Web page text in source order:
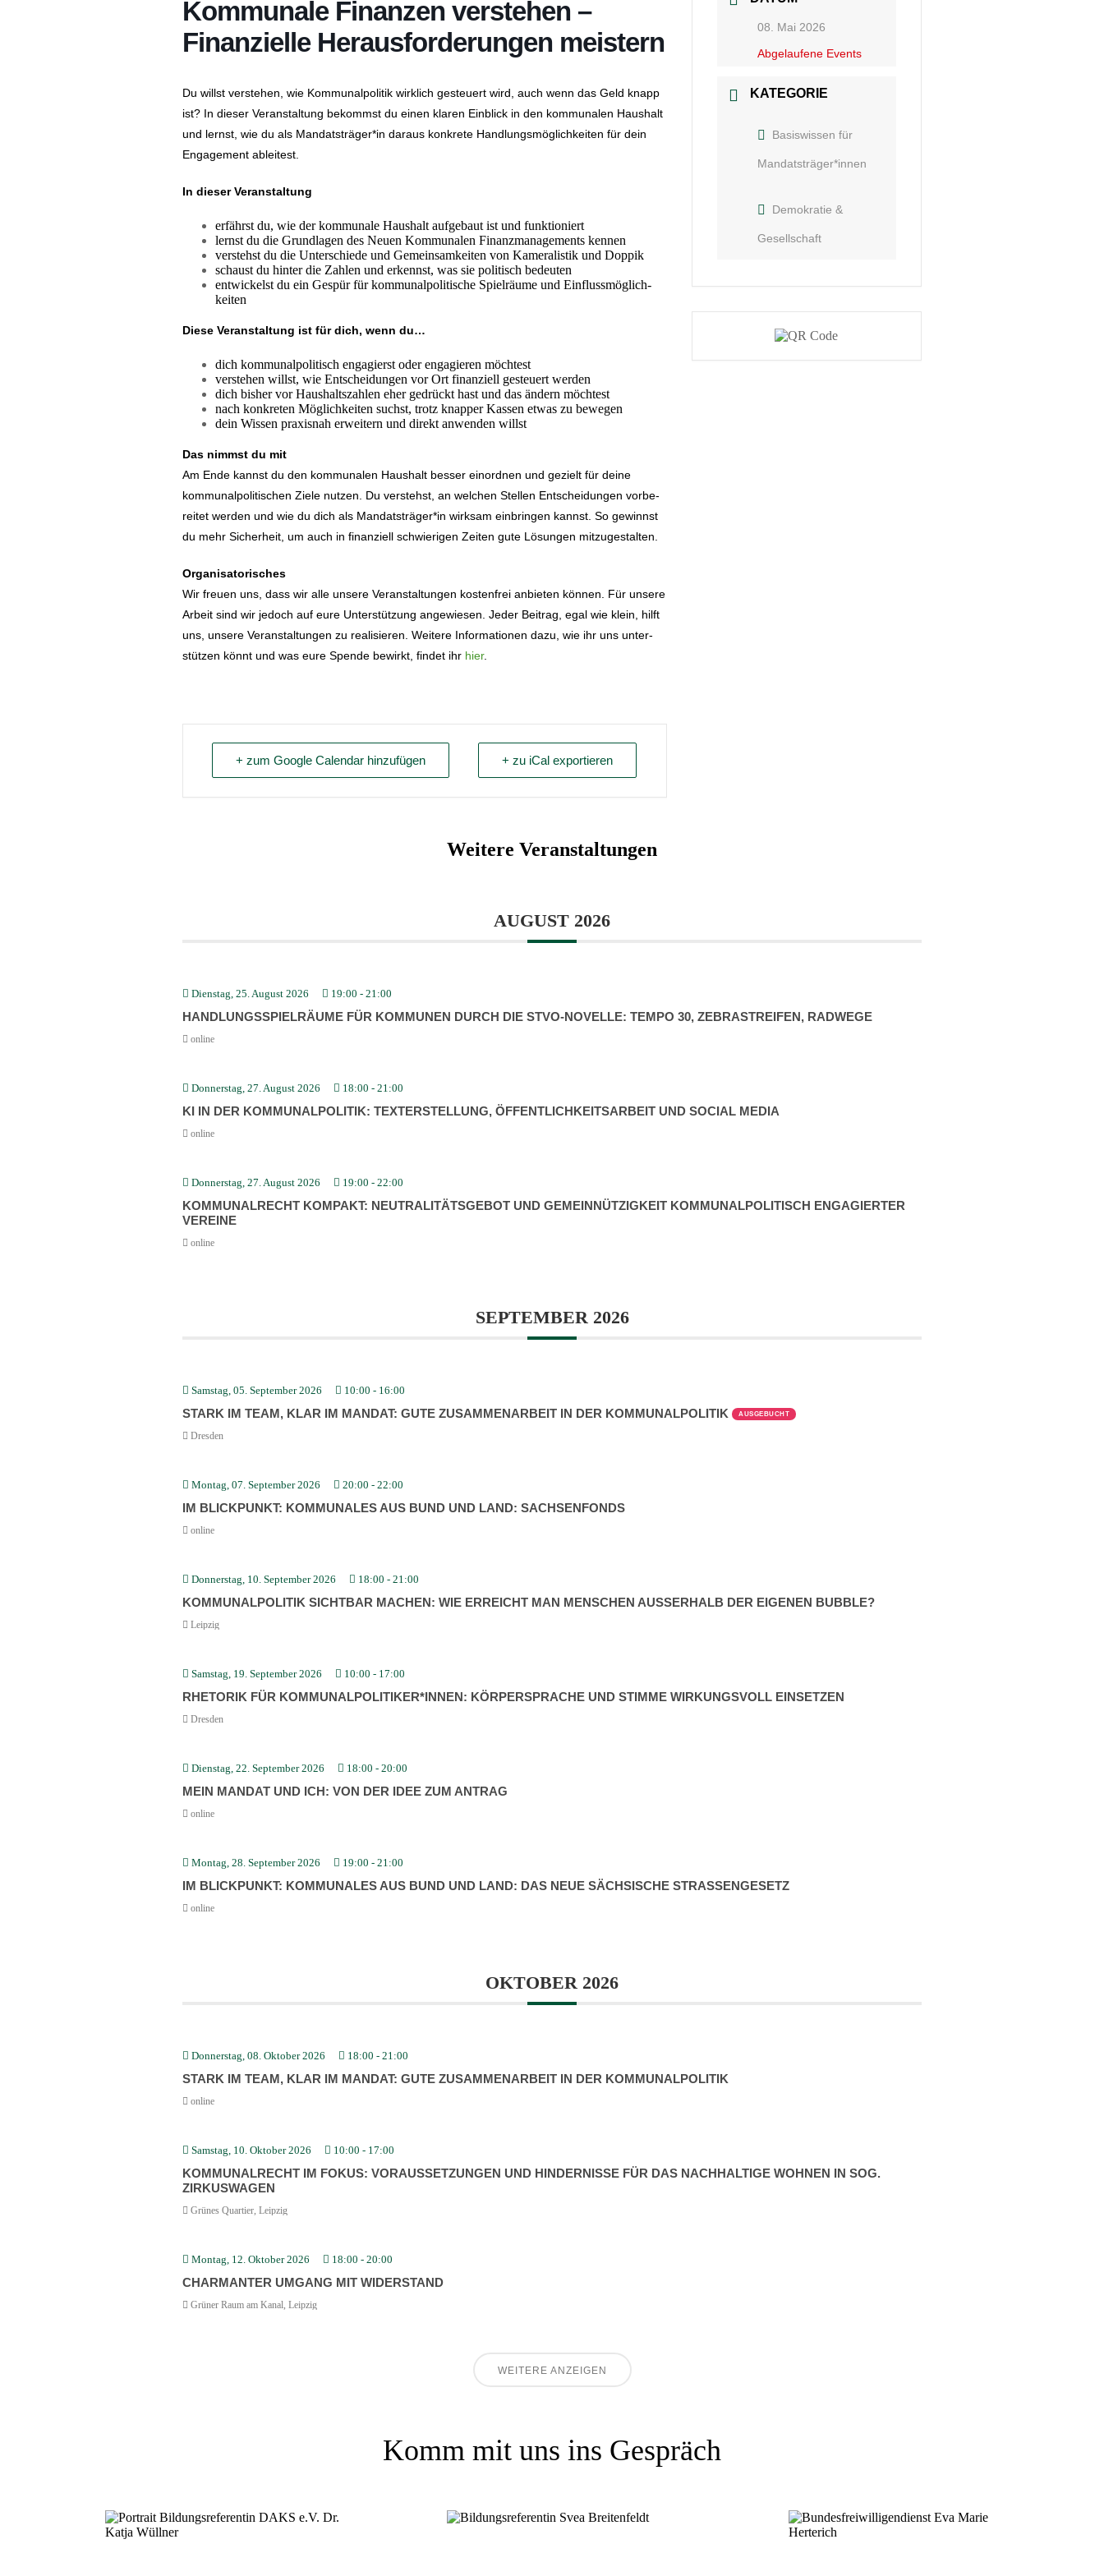
Kommunale Finanzen verstehen –
Finan­zielle Heraus­for­de­rungen meistern
Du willst verstehen, wie Kommu­nal­po­litik wirklich gesteuert wird, auch wenn das Geld knapp
ist? In dieser Veran­staltung bekommst du einen klaren Einblick in den kommu­nalen Haushalt
und lernst, wie du als Mandatsträger*in daraus konkrete Handlungs­mög­lich­keiten für dein
Engagement ableitest.
In dieser Veran­staltung
erfährst du, wie der kommunale Haushalt aufgebaut ist und funktio­niert
lernst du die Grund­lagen des Neuen Kommu­nalen Finanz­ma­nage­ments kennen
verstehst du die Unter­schiede und Gemein­sam­keiten von Kamera­listik und Doppik
schaust du hinter die Zahlen und erkennst, was sie politisch bedeuten
entwickelst du ein Gespür für kommu­nal­po­li­tische Spiel­räume und Einfluss­mög­lich­
keiten
Diese Veran­staltung ist für dich, wenn du…
dich kommu­nal­po­li­tisch engagierst oder engagieren möchtest
verstehen willst, wie Entschei­dungen vor Ort finan­ziell gesteuert werden
dich bisher vor Haushalts­zahlen eher gedrückt hast und das ändern möchtest
nach konkreten Möglich­keiten suchst, trotz knapper Kassen etwas zu bewegen
dein Wissen praxisnah erweitern und direkt anwenden willst
Das nimmst du mit
Am Ende kannst du den kommu­nalen Haushalt besser einordnen und gezielt für deine
kommu­nal­po­li­ti­schen Ziele nutzen. Du verstehst, an welchen Stellen Entschei­dungen vorbe­
reitet werden und wie du dich als Mandatsträger*in wirksam einbringen kannst. So gewinnst
du mehr Sicherheit, um auch in finan­ziell schwie­rigen Zeiten gute Lösungen mitzu­ge­stalten.
Organi­sa­to­ri­sches
Wir freuen uns, dass wir alle unsere Veran­stal­tungen kostenfrei anbieten können. Für unsere
Arbeit sind wir jedoch auf eure Unter­stützung angewiesen. Jeder Beitrag, egal wie klein, hilft
uns, unsere Veran­stal­tungen zu reali­sieren. Weitere Infor­ma­tionen dazu, wie ihr uns unter­
stützen könnt und was eure Spende bewirkt, findet ihr hier.
+ zum Google Calendar hinzufügen + zu iCal exportieren
08. Mai 2026
Abgelaufene Events
KATEGORIE
Basiswissen für
Mandatsträger*innen
Demokratie &
Gesellschaft
Weitere Veranstaltungen
AUGUST 2026
Dienstag, 25. August 2026 19:00 - 21:00
HANDLUNGS­SPIEL­RÄUME FÜR KOMMUNEN DURCH DIE STVO-NOVELLE: TEMPO 30, ZEBRA­STREIFEN, RADWEGE
online
Donnerstag, 27. August 2026 18:00 - 21:00
KI IN DER KOMMU­NAL­PO­LITIK: TEXTERSTELLUNG, ÖFFENT­LICH­KEITS­ARBEIT UND SOCIAL MEDIA
online
Donnerstag, 27. August 2026 19:00 - 22:00
KOMMU­NAL­RECHT KOMPAKT: NEUTRA­LI­TÄTS­GEBOT UND GEMEIN­NÜT­ZIGKEIT KOMMU­NAL­PO­LI­TISCH ENGAGIERTER
VEREINE
online
SEPTEMBER 2026
Samstag, 05. September 2026 10:00 - 16:00
STARK IM TEAM, KLAR IM MANDAT: GUTE ZUSAM­MEN­ARBEIT IN DER KOMMU­NAL­PO­LITIK AUSGEBUCHT
Dresden
Montag, 07. September 2026 20:00 - 22:00
IM BLICK­PUNKT: KOMMU­NALES AUS BUND UND LAND: SACHSEN­FONDS
online
Donnerstag, 10. September 2026 18:00 - 21:00
KOMMU­NAL­PO­LITIK SICHTBAR MACHEN: WIE ERREICHT MAN MENSCHEN AUSSERHALB DER EIGENEN BUBBLE?
Leipzig
Samstag, 19. September 2026 10:00 - 17:00
RHETORIK FÜR KOMMUNALPOLITIKER*INNEN: KÖRPER­SPRACHE UND STIMME WIRKUNGSVOLL EINSETZEN
Dresden
Dienstag, 22. September 2026 18:00 - 20:00
MEIN MANDAT UND ICH: VON DER IDEE ZUM ANTRAG
online
Montag, 28. September 2026 19:00 - 21:00
IM BLICK­PUNKT: KOMMU­NALES AUS BUND UND LAND: DAS NEUE SÄCHSISCHE STRASSEN­GESETZ
online
OKTOBER 2026
Donnerstag, 08. Oktober 2026 18:00 - 21:00
STARK IM TEAM, KLAR IM MANDAT: GUTE ZUSAM­MEN­ARBEIT IN DER KOMMU­NAL­PO­LITIK
online
Samstag, 10. Oktober 2026 10:00 - 17:00
KOMMU­NAL­RECHT IM FOKUS: VORAUS­SET­ZUNGEN UND HINDER­NISSE FÜR DAS NACHHALTIGE WOHNEN IN SOG.
ZIRKUS­WAGEN
Grünes Quartier, Leipzig
Montag, 12. Oktober 2026 18:00 - 20:00
CHARMANTER UMGANG MIT WIDER­STAND
Grüner Raum am Kanal, Leipzig
WEITERE ANZEIGEN
Komm mit uns ins Gespräch